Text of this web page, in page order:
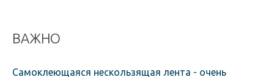
ВАЖНО
Самоклеющаяся нескользящая лента - очень